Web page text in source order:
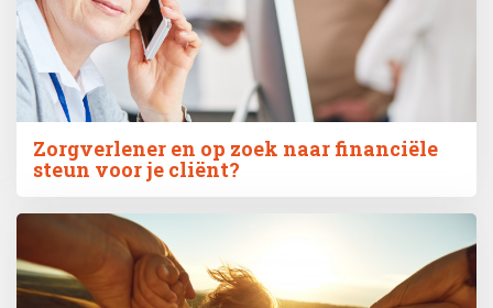
Zorgverlener en op zoek naar financiële
steun voor je cliënt?